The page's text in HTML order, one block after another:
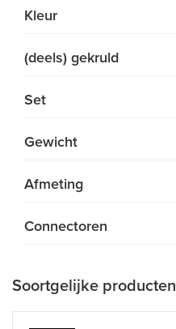
Kleur
(deels) gekruld
Set
Gewicht
Afmeting
Connectoren
Soortgelijke producten